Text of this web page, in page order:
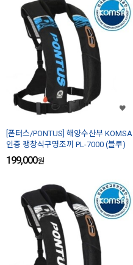
[폰터스/PONTUS] 해양수산부 KOMSA
인증 팽창식구명조끼 PL-7000 (블루)
199,000원